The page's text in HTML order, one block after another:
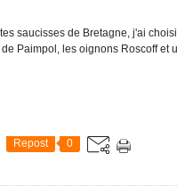
saucisses de Bretagne, j'ai
Paimpol, les oignons Roscoff et
Repost 0